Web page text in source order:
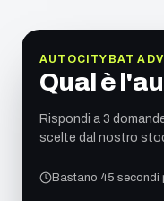
AUTOCITYBAT
Qual è
Rispondi a 3
scelte dal nostro
Bastano 45 secondi